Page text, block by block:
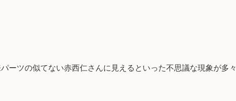
ーツの似てない赤西仁さんに見えるといった不思議な現象が多々